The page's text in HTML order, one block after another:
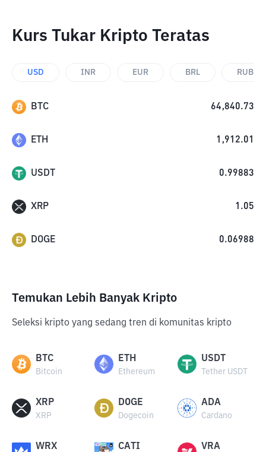
Kurs Tukar Kripto Teratas
USD INR EUR BRL RUB
BTC 64,840.73
ETH 1,912.01
USDT 0.99883
XRP 1.05
DOGE 0.06988
Temukan Lebih Banyak Kripto
Seleksi kripto yang sedang tren di komunitas kripto
BTC
Bitcoin
ETH
Ethereum
USDT
Tether USDT
XRP
XRP
DOGE
Dogecoin
ADA
Cardano
WRX CATI VRA